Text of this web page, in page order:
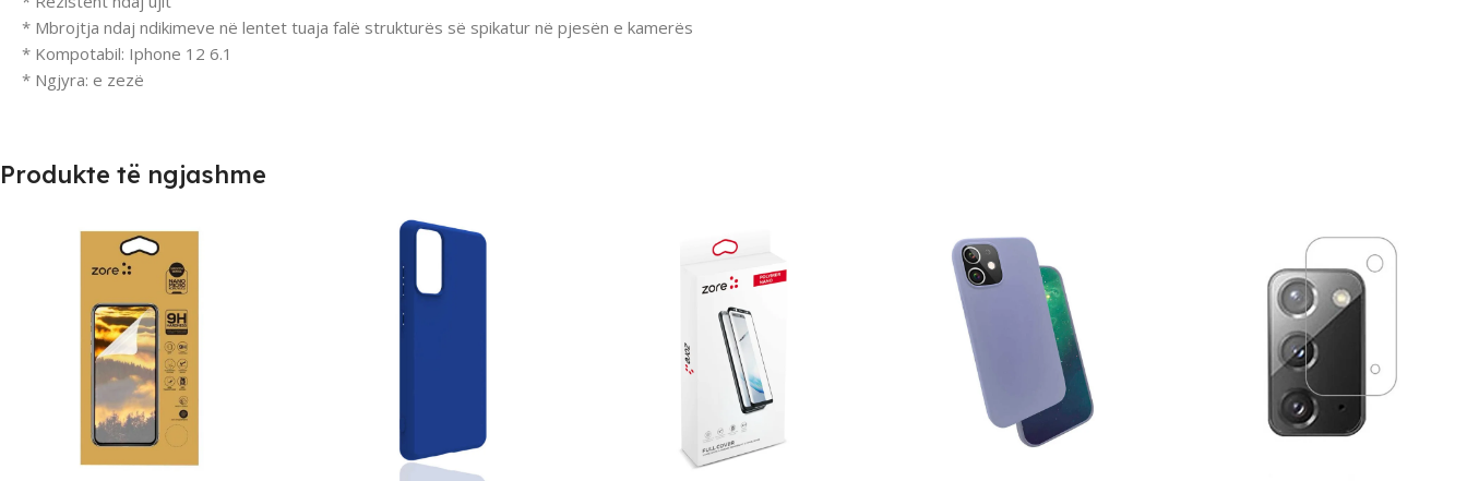
* Mbrojtja ndaj ndikimeve në lentet tuaja falë strukturës së spikatur në pjesën e kamerës
* Kompotabil: Iphone 12 6.1
* Ngjyra: e zezë
Produkte të ngjashme